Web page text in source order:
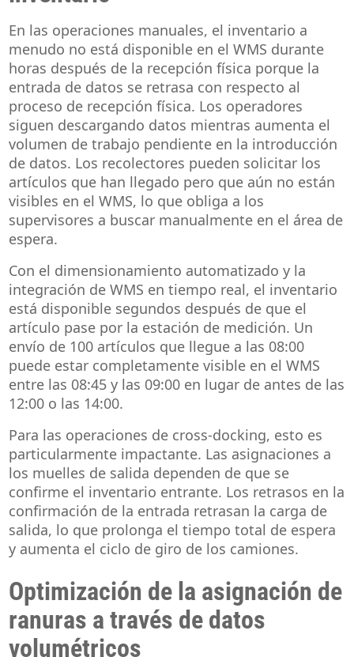
En las operaciones manuales, el inventario a
menudo no está disponible en el WMS durante
horas después de la recepción física porque la
entrada de datos se retrasa con respecto al
proceso de recepción física. Los operadores
siguen descargando datos mientras aumenta el
volumen de trabajo pendiente en la introducción
de datos. Los recolectores pueden solicitar los
artículos que han llegado pero que aún no están
visibles en el WMS, lo que obliga a los
supervisores a buscar manualmente en el área de
espera.
Con el dimensionamiento automatizado y la
integración de WMS en tiempo real, el inventario
está disponible segundos después de que el
artículo pase por la estación de medición. Un
envío de 100 artículos que llegue a las 08:00
puede estar completamente visible en el WMS
entre las 08:45 y las 09:00 en lugar de antes de las
12:00 o las 14:00.
Para las operaciones de cross-docking, esto es
particularmente impactante. Las asignaciones a
los muelles de salida dependen de que se
confirme el inventario entrante. Los retrasos en la
confirmación de la entrada retrasan la carga de
salida, lo que prolonga el tiempo total de espera
y aumenta el ciclo de giro de los camiones.
Optimización de la asignación de
ranuras a través de datos
volumétricos